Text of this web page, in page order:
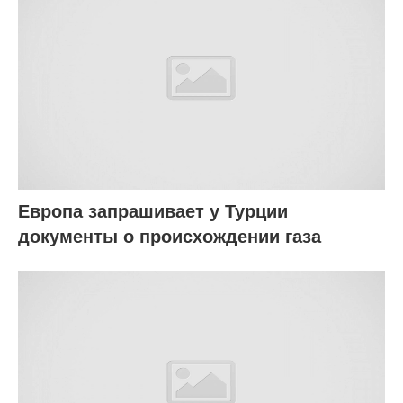
Европа запрашивает у Турции
документы о происхождении газа